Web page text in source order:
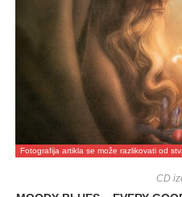
Fotografija artikla se može razlikovati od
CD